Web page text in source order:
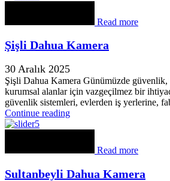
Read more
Şişli Dahua Kamera
30 Aralık 2025
Şişli Dahua Kamera Günümüzde güvenlik,
kurumsal alanlar için vazgeçilmez bir
güvenlik sistemleri, evlerden iş yerlerine,
Continue reading
Read more
Sultanbeyli Dahua Kamera